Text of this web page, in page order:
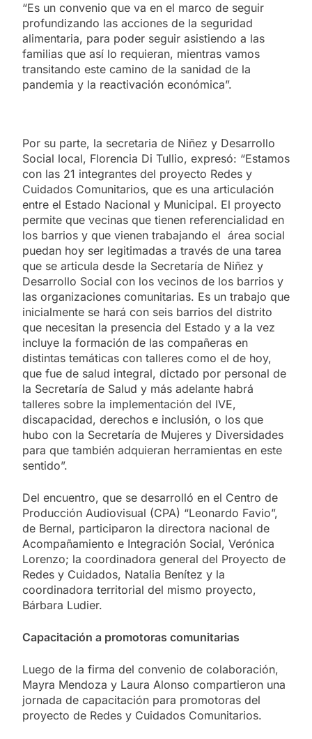
“Es un convenio que va en el marco de seguir
profundizando las acciones de la seguridad
alimentaria, para poder seguir asistiendo a las
familias que así lo requieran, mientras vamos
transitando este camino de la sanidad de la
pandemia y la reactivación económica”.
Por su parte, la secretaria de Niñez y Desarrollo
Social local, Florencia Di Tullio, expresó: “Estamos
con las 21 integrantes del proyecto Redes y
Cuidados Comunitarios, que es una articulación
entre el Estado Nacional y Municipal. El proyecto
permite que vecinas que tienen referencialidad en
los barrios y que vienen trabajando el área social
puedan hoy ser legitimadas a través de una tarea
que se articula desde la Secretaría de Niñez y
Desarrollo Social con los vecinos de los barrios y
las organizaciones comunitarias. Es un trabajo que
inicialmente se hará con seis barrios del distrito
que necesitan la presencia del Estado y a la vez
incluye la formación de las compañeras en
distintas temáticas con talleres como el de hoy,
que fue de salud integral, dictado por personal de
la Secretaría de Salud y más adelante habrá
talleres sobre la implementación del IVE,
discapacidad, derechos e inclusión, o los que
hubo con la Secretaría de Mujeres y Diversidades
para que también adquieran herramientas en este
sentido”.
Del encuentro, que se desarrolló en el Centro de
Producción Audiovisual (CPA) “Leonardo Favio”,
de Bernal, participaron la directora nacional de
Acompañamiento e Integración Social, Verónica
Lorenzo; la coordinadora general del Proyecto de
Redes y Cuidados, Natalia Benítez y la
coordinadora territorial del mismo proyecto,
Bárbara Ludier.
Capacitación a promotoras comunitarias
Luego de la firma del convenio de colaboración,
Mayra Mendoza y Laura Alonso compartieron una
jornada de capacitación para promotoras del
proyecto de Redes y Cuidados Comunitarios.